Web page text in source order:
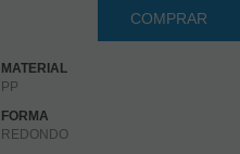
COMPRAR
MATERIAL
PP
FORMA
REDONDO